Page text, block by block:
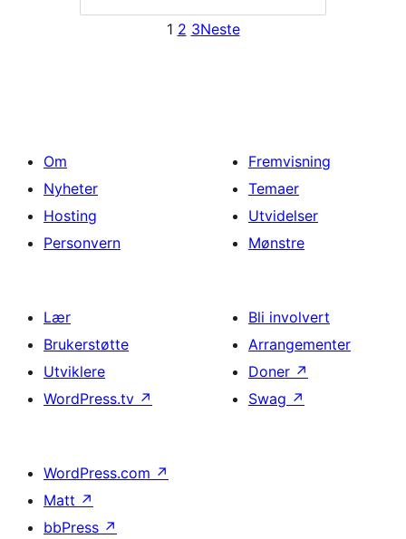
1 2 3Neste
Om
Nyheter
Hosting
Personvern
Fremvisning
Temaer
Utvidelser
Mønstre
Lær
Brukerstøtte
Utviklere
WordPress.tv ↗
Bli involvert
Arrangementer
Doner ↗
Swag ↗
WordPress.com ↗
Matt ↗
bbPress ↗